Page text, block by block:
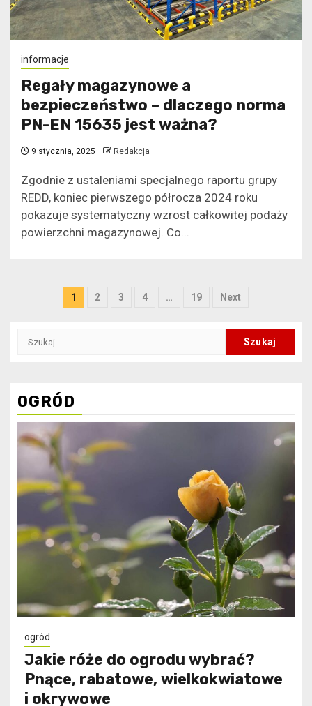
informacje
Regały magazynowe a
bezpieczeństwo – dlaczego norma
PN-EN 15635 jest ważna?
9 stycznia, 2025 Redakcja
Zgodnie z ustaleniami specjalnego raportu grupy
REDD, koniec pierwszego półrocza 2024 roku
pokazuje systematyczny wzrost całkowitej podaży
powierzchni magazynowej. Co...
Stronicowanie
1 2 3 4 … 19 Next
Szukaj:
OGRÓD
ogród
Jakie róże do ogrodu wybrać?
Pnące, rabatowe, wielkokwiatowe
i okrywowe